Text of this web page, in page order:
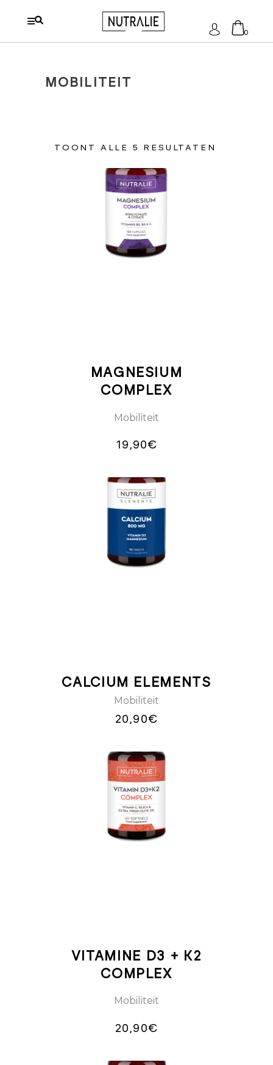
Log
in
0
Geen producten in de
MOBILITEIT
TOONT ALLE 5 RESULTATEN
TOEVOEGEN
AAN
WINKELWAGEN
MAGNESIUM
COMPLEX
Mobiliteit
19,90€
AAN
WINKELWAGEN
CALCIUM ELEMENTS
Mobiliteit
20,90€
TOEVOEGEN
AAN
WINKELWAGEN
VITAMINE D3 + K2
COMPLEX
Mobiliteit
20,90€